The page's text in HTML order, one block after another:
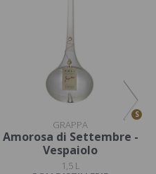
S
GRAPPA
Amorosa di Settembre -
Vespaiolo
1,5 L